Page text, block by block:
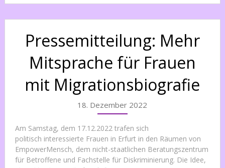
Pressemitteilung: Mehr
Mitsprache für Frauen
mit Migrationsbiografie
18. Dezember 2022
Am Samstag, dem 17.12.2022 trafen sich
politisch interessierte Frauen in Erfurt in den Räumen von
EmpowerMensch, dem nicht-staatlichen Beratungszentrum
für Betroffene und Fachstelle für Diskriminierung. Die Idee,